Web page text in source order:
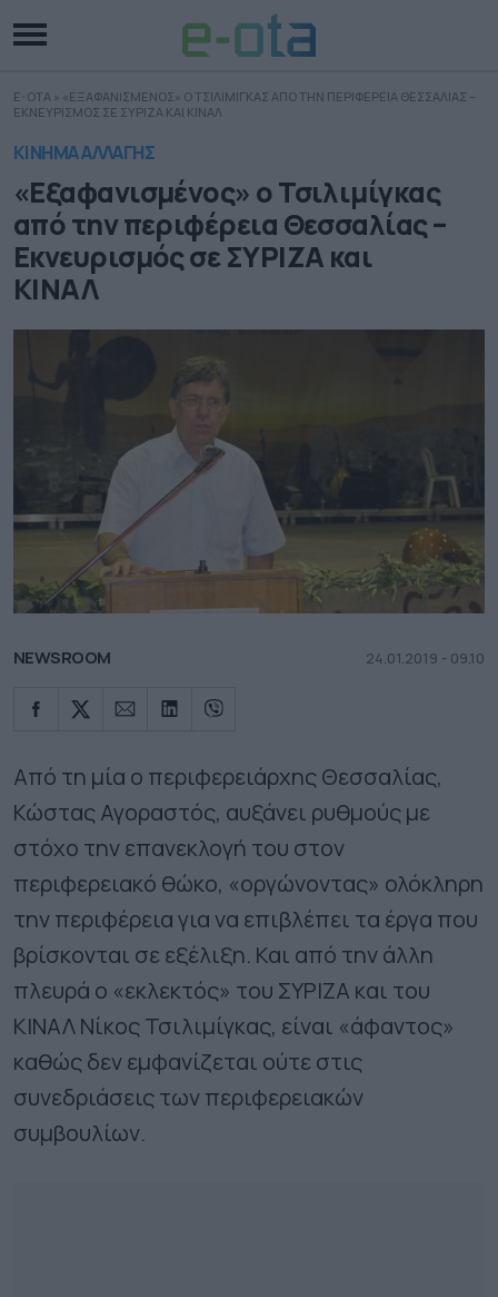
E-OTA » «ΕΞΑΦΑΝΙΣΜΕΝΟΣ» Ο ΤΣΙΛΙΜΙΓΚΑΣ ΑΠΟ ΤΗΝ ΠΕΡΙΦΕΡΕΙΑ ΘΕΣΣΑΛΙΑΣ –
ΕΚΝΕΥΡΙΣΜΟΣ ΣΕ ΣΥΡΙΖΑ ΚΑΙ ΚΙΝΑΛ
ΚΙΝΗΜΑ ΑΛΛΑΓΗΣ
«Εξαφανισμένος» ο Τσιλιμίγκας
από την περιφέρεια Θεσσαλίας –
Εκνευρισμός σε ΣΥΡΙΖΑ και
ΚΙΝΑΛ
NEWSROOM 24.01.2019 - 09.10
Από τη μία ο περιφερειάρχης Θεσσαλίας,
Κώστας Αγοραστός, αυξάνει ρυθμούς με
στόχο την επανεκλογή του στον
περιφερειακό θώκο, «οργώνοντας» ολόκληρη
την περιφέρεια για να επιβλέπει τα έργα που
βρίσκονται σε εξέλιξη. Και από την άλλη
πλευρά ο «εκλεκτός» του ΣΥΡΙΖΑ και του
ΚΙΝΑΛ Νίκος Τσιλιμίγκας, είναι «άφαντος»
καθώς δεν εμφανίζεται ούτε στις
συνεδριάσεις των περιφερειακών
συμβουλίων.